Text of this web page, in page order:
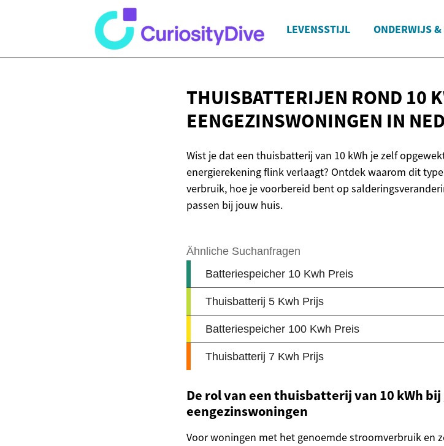
LEVENSSTIJL ONDERWIJS &
THUISBATTERIJEN ROND 10
EENGEZINSWONINGEN IN
Wist je dat een thuisbatterij van 10 kWh je zelf
energierekening flink verlaagt? Ontdek waarom dit
verbruik, hoe je voorbereid bent op
passen bij jouw huis.
De rol van een thuisbatterij van 10 kWh
eengezinswoningen
Voor woningen met het genoemde stroomverbruik en